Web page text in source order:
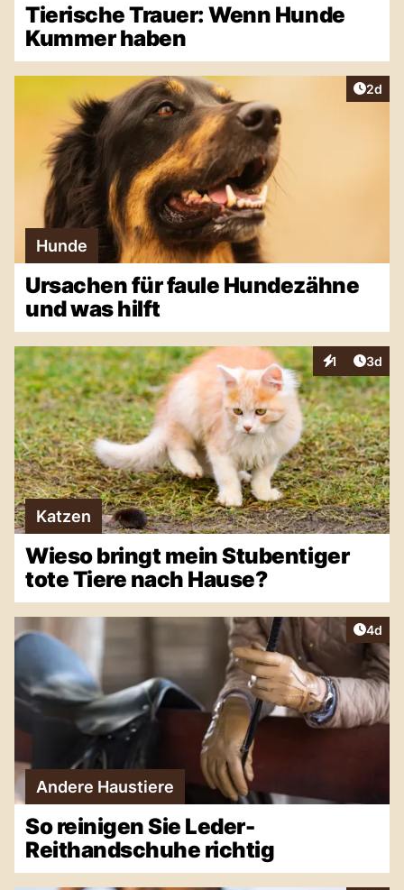
Tierische Trauer: Wenn Hunde
Kummer haben
2d
Hunde
Ursachen für faule Hundezähne
und was hilft
1
Interaktionen
3d
Katzen
Wieso bringt mein Stubentiger
tote Tiere nach Hause?
4d
Andere Haustiere
So reinigen Sie Leder-
Reithandschuhe richtig